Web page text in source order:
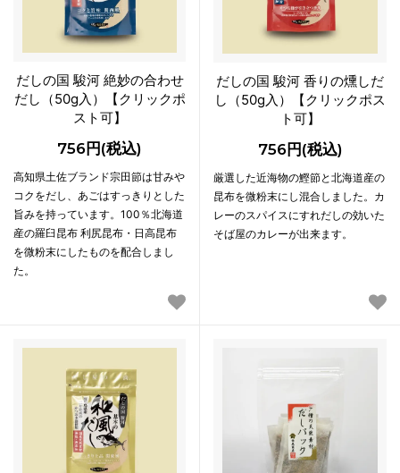
だしの国 駿河 絶妙の合わせ
だし（50g入）【クリックポ
スト可】
756円(税込)
高知県土佐ブランド宗田節は甘みや
コクをだし、あごはすっきりとした
旨みを持っています。100％北海道
産の羅臼昆布 利尻昆布・日高昆布
を微粉末にしたものを配合しまし
た。
だしの国 駿河 香りの燻しだ
し（50g入）【クリックポス
ト可】
756円(税込)
厳選した近海物の鰹節と北海道産の
昆布を微粉末にし混合しました。カ
レーのスパイスにすれだしの効いた
そば屋のカレーが出来ます。